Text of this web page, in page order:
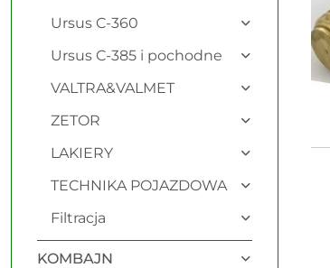
Ursus C-360
Ursus C-385 i pochodne
VALTRA&VALMET
ZETOR
LAKIERY
TECHNIKA POJAZDOWA
Filtracja
KOMBAJN